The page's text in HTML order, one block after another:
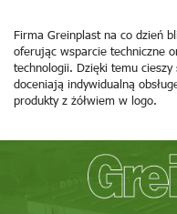
Firma Greinplast na co dzień
oferując wsparcie techniczne
technologii. Dzięki temu
doceniają indywidualną
produkty z żółwiem w logo.